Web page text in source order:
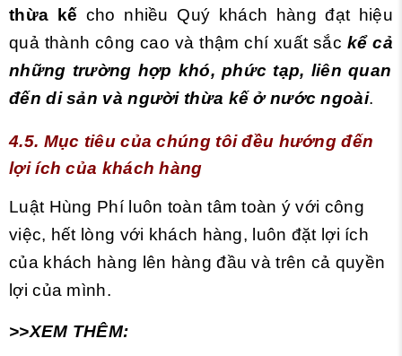
thừa kế cho nhiều Quý khách hàng đạt hiệu
quả thành công cao và thậm chí xuất sắc kể cả
những trường hợp khó, phức tạp, liên quan
đến di sản và người thừa kế ở nước ngoài.
4.5. Mục tiêu của chúng tôi đều hướng đến
lợi ích của khách hàng
Luật Hùng Phí luôn toàn tâm toàn ý với công
việc, hết lòng với khách hàng, luôn đặt lợi ích
của khách hàng lên hàng đầu và trên cả quyền
lợi của mình.
>>XEM THÊM: